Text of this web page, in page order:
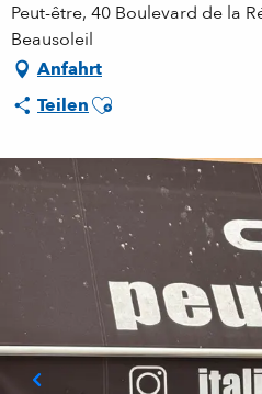
Peut-être, 40 Boulevard de la
Beausoleil
Anfahrt
TeilenAjouter aux favoris